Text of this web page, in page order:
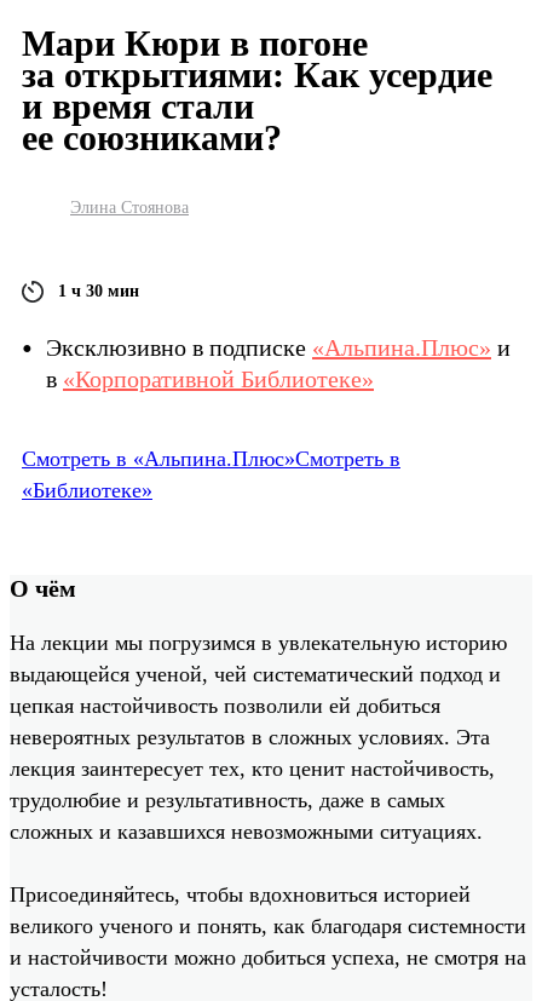
Мари Кюри в погоне
за открытиями: Как усердие
и время стали
ее союзниками?
Элина Стоянова
1 ч 30 мин
Эксклюзивно в подписке «Альпина.Плюс» и
в «Корпоративной Библиотеке»
Смотреть в «Альпина.Плюс»Смотреть в
«Библиотеке»
О чём
На лекции мы погрузимся в увлекательную историю
выдающейся ученой, чей систематический подход и
цепкая настойчивость позволили ей добиться
невероятных результатов в сложных условиях. Эта
лекция заинтересует тех, кто ценит настойчивость,
трудолюбие и результативность, даже в самых
сложных и казавшихся невозможными ситуациях.
Присоединяйтесь, чтобы вдохновиться историей
великого ученого и понять, как благодаря системности
и настойчивости можно добиться успеха, не смотря на
усталость!